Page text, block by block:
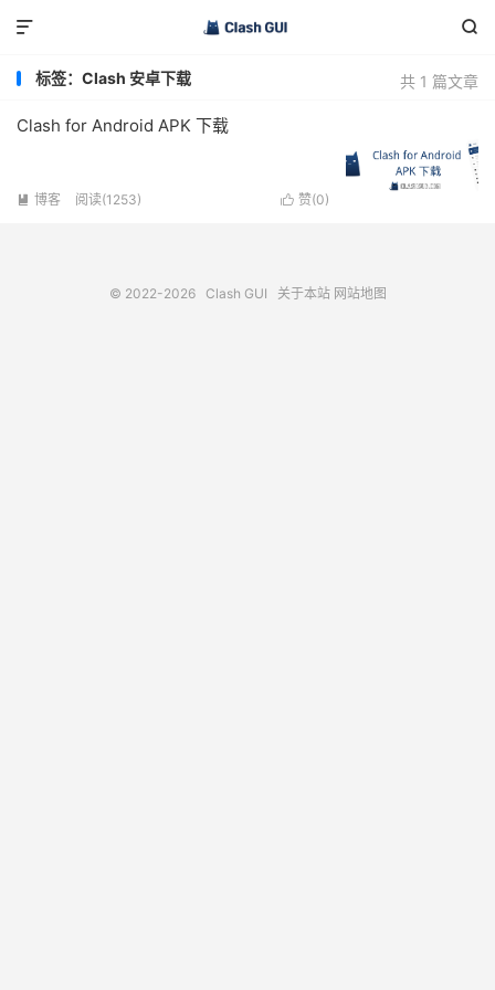


共 1 篇文章
标签：Clash 安卓下载
Clash for Android APK 下载
 赞(0)
 博客 阅读(1253)
© 2022-2026 Clash GUI 关于本站 网站地图